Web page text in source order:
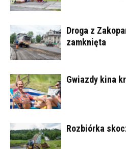
Droga z
zamknięta
Gwiazdy kina
Rozbiórka